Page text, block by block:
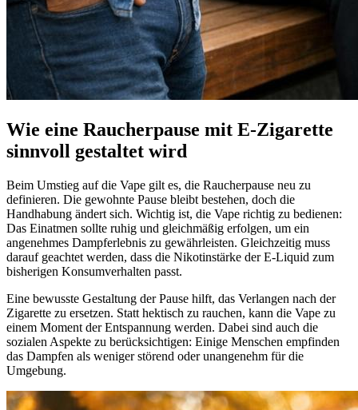
Wie eine Raucherpause mit E-Zigarette
sinnvoll gestaltet wird
Beim Umstieg auf die Vape gilt es, die Raucherpause neu zu
definieren. Die gewohnte Pause bleibt bestehen, doch die
Handhabung ändert sich. Wichtig ist, die Vape richtig zu bedienen:
Das Einatmen sollte ruhig und gleichmäßig erfolgen, um ein
angenehmes Dampferlebnis zu gewährleisten. Gleichzeitig muss
darauf geachtet werden, dass die Nikotinstärke der E-Liquid zum
bisherigen Konsumverhalten passt.
Eine bewusste Gestaltung der Pause hilft, das Verlangen nach der
Zigarette zu ersetzen. Statt hektisch zu rauchen, kann die Vape zu
einem Moment der Entspannung werden. Dabei sind auch die
sozialen Aspekte zu berücksichtigen: Einige Menschen empfinden
das Dampfen als weniger störend oder unangenehm für die
Umgebung.